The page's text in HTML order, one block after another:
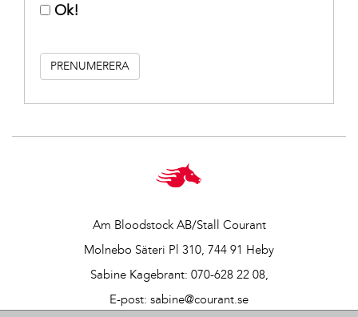
Ok!
Am Bloodstock AB/Stall Courant
Molnebo Säteri Pl 310, 744 91 Heby
Sabine Kagebrant: 070-628 22 08,
E-post: sabine@courant.se